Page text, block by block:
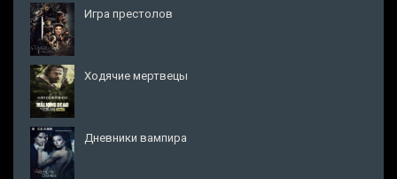
Игра престолов
Ходячие мертвецы
Дневники вампира